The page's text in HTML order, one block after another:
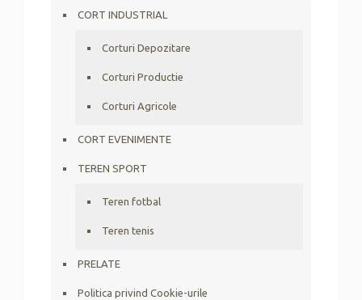
CORT INDUSTRIAL
Corturi Depozitare
Corturi Productie
Corturi Agricole
CORT EVENIMENTE
TEREN SPORT
Teren fotbal
Teren tenis
PRELATE
Politica privind Cookie-urile